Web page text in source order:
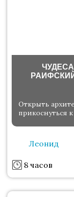
Открыть
прикоснуться
Леонид
8 часов